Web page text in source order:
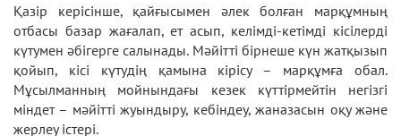
Қазір керісінше, қайғысымен әлек болған марқұмның
отбасы базар жағалап, ет асып, келімді-кетімді кісілерді
күтумен әбігерге салынады. Мәйітті бірнеше күн жатқызып
қойып, кісі күтудің қамына кірісу – марқұмға обал.
Мұсылманның мойнындағы кезек күттірмейтін негізгі
міндет – мәйітті жуындыру, кебіндеу, жаназасын оқу және
жерлеу істері.